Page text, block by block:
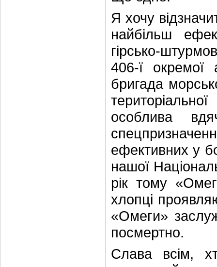
Я хочу
найбільш
гірсько-
406-ї окремої
бригада
особлива
ефективних у
нашої
рік тому
хлопці
«Омеги»
посмертно.
Слава всім,